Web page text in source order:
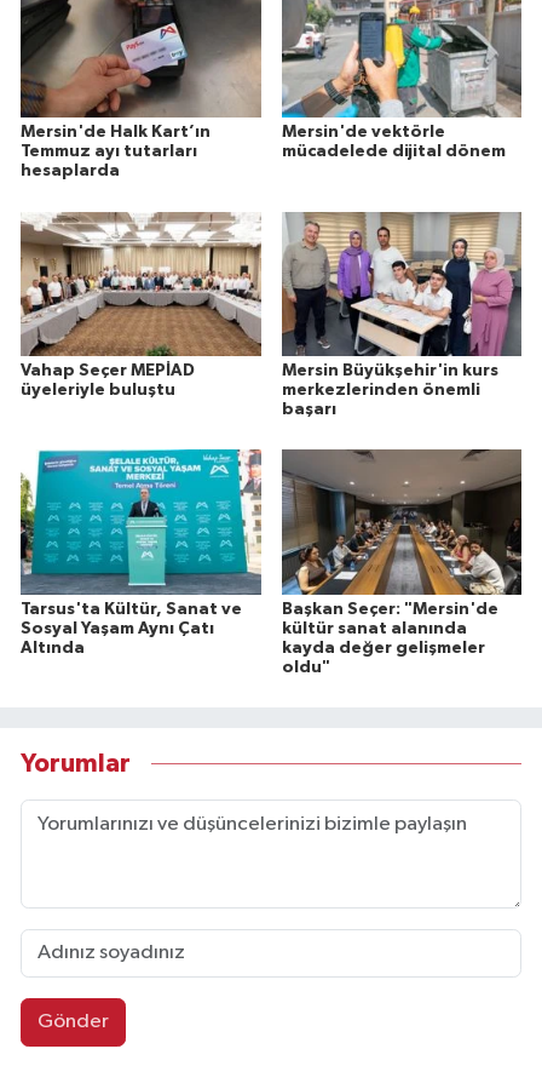
Mersin'de Halk Kart’ın
Temmuz ayı tutarları
hesaplarda
Mersin'de vektörle
mücadelede dijital dönem
Vahap Seçer MEPİAD
üyeleriyle buluştu
Mersin Büyükşehir'in kurs
merkezlerinden önemli
başarı
Tarsus'ta Kültür, Sanat ve
Sosyal Yaşam Aynı Çatı
Altında
Başkan Seçer: "Mersin'de
kültür sanat alanında
kayda değer gelişmeler
oldu"
Yorumlar
Gönder